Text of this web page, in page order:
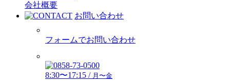
会社概要
お問い合わせ
フォームでお問い合わせ
8:30〜17:15 / 月〜金